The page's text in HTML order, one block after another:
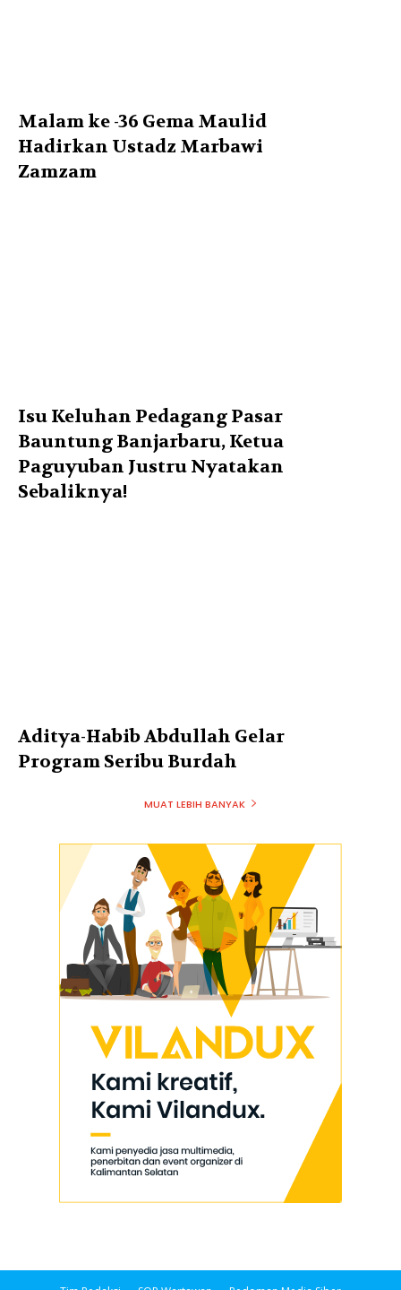
Malam ke -36 Gema Maulid
Hadirkan Ustadz Marbawi
Zamzam
Isu Keluhan Pedagang Pasar
Bauntung Banjarbaru, Ketua
Paguyuban Justru Nyatakan
Sebaliknya!
Aditya-Habib Abdullah Gelar
Program Seribu Burdah
MUAT LEBIH BANYAK